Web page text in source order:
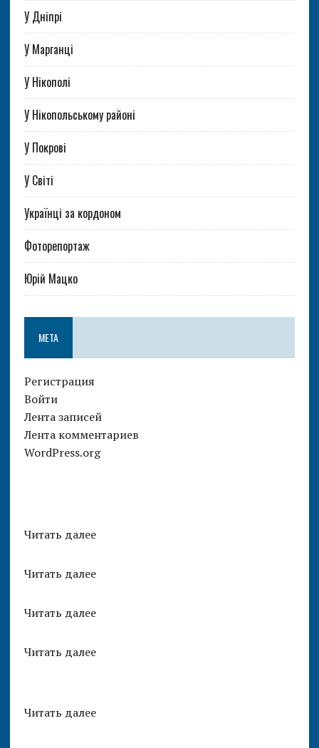
У Дніпрі
У Марганці
У Нікополі
У Нікопольському районі
У Покрові
У Світі
Українці за кордоном
Фоторепортаж
Юрій Мацко
МЕТА
Регистрация
Войти
Лента записей
Лента комментариев
WordPress.org
Читать далее
Читать далее
Читать далее
Читать далее
Читать далее